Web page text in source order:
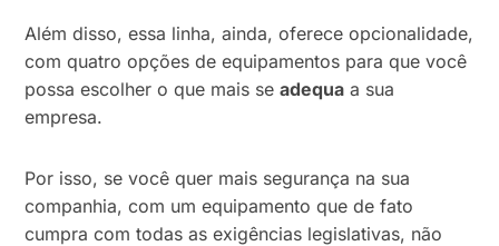
Além disso, essa linha, ainda, oferece opcionalidade,
com quatro opções de equipamentos para que você
possa escolher o que mais seadequa a sua
empresa.
Por isso, se você quer mais segurança na sua
companhia, com um equipamento que de fato
cumpra com todas as exigências legislativas, não